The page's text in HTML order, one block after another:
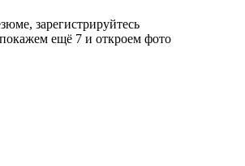
зарегистрируйтесь
ещё 7 и откроем фото